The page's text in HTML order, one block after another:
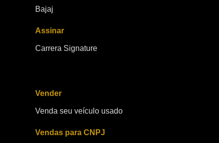
Bajaj
Assinar
Carrera Signature
Vender
Venda seu veículo usado
Vendas para CNPJ